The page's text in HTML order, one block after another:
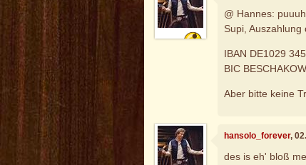
@ Hannes:
Supi,
IBAN DE1029
BIC
Aber bitte keine
hansolo_forever,
des is eh' bloß